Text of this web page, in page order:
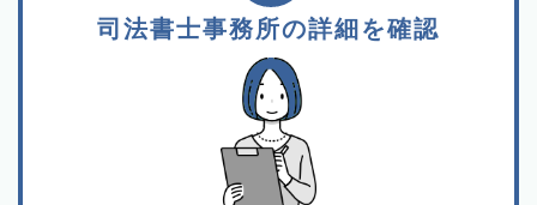
司法書士事務所の詳細を確認